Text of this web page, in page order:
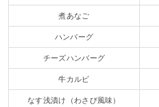
煮あなご
ハンバーグ
チーズハンバーグ
牛カルビ
なす浅漬け（わさび風味）